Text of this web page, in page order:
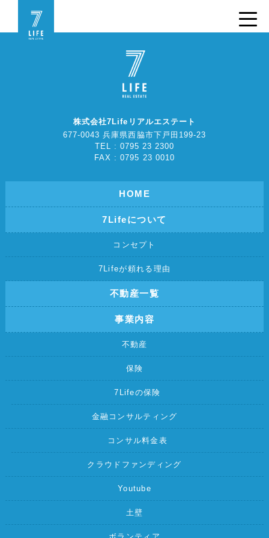
株式会社7Lifeリアルエステート
677-0043 兵庫県西脇市下戸田199-23
TEL : 0795 23 2300
FAX : 0795 23 0010
HOME
7Lifeについて
コンセプト
7Lifeが頼れる理由
不動産一覧
事業内容
不動産
保険
7Lifeの保険
金融コンサルティング
コンサル料金表
クラウドファンディング
Youtube
土壁